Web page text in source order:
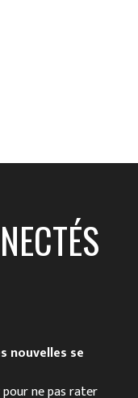
nouvelles se
ne pas rater